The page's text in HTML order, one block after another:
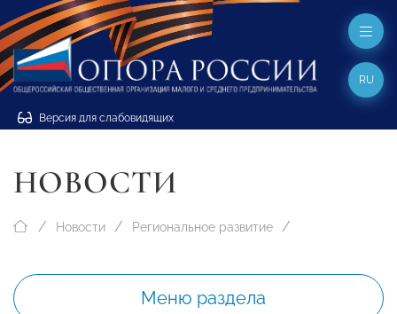
Версия для слабовидящих
RU
НОВОСТИ
Новости Региональное развитие
Меню раздела